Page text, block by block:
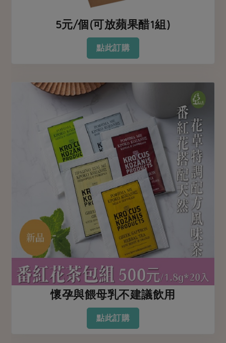
5元/個(可放蘋果醋1組)
點此訂購
懷孕與餵母乳不建議飲用
點此訂購